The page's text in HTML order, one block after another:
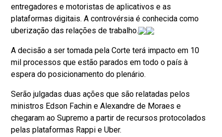
entregadores e motoristas de aplicativos e as
plataformas digitais. A controvérsia é conhecida como
uberização das relações de trabalho.
A decisão a ser tomada pela Corte terá impacto em 10
mil processos que estão parados em todo o país à
espera do posicionamento do plenário.
Serão julgadas duas ações que são relatadas pelos
ministros Edson Fachin e Alexandre de Moraes e
chegaram ao Supremo a partir de recursos protocolados
pelas plataformas Rappi e Uber.